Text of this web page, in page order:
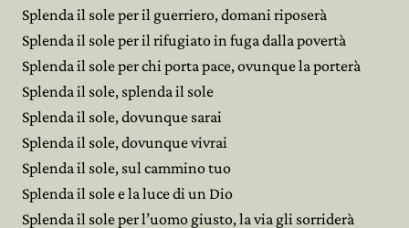
Splenda il sole per il guerriero, domani riposerà
Splenda il sole per il rifugiato in fuga dalla povertà
Splenda il sole per chi porta pace, ovunque la porterà
Splenda il sole, splenda il sole
Splenda il sole, dovunque sarai
Splenda il sole, dovunque vivrai
Splenda il sole, sul cammino tuo
Splenda il sole e la luce di un Dio
Splenda il sole per l’uomo giusto, la via gli sorriderà